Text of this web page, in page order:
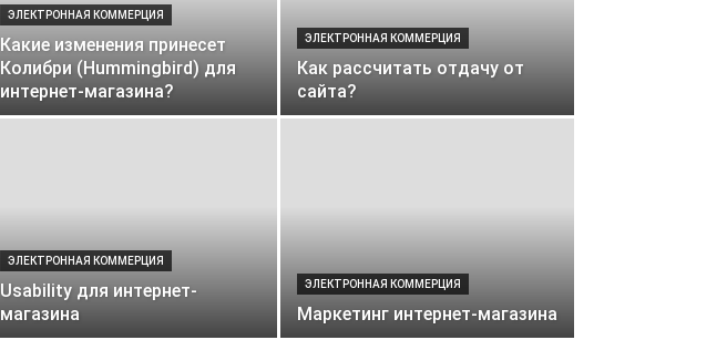
ЭЛЕКТРОННАЯ КОММЕРЦИЯ
Какие изменения принесет
Колибри (Hummingbird) для
интернет-магазина?
ЭЛЕКТРОННАЯ КОММЕРЦИЯ
Как рассчитать отдачу от
сайта?
ЭЛЕКТРОННАЯ КОММЕРЦИЯ
Usability для интернет-
магазина
ЭЛЕКТРОННАЯ КОММЕРЦИЯ
Маркетинг интернет-магазина